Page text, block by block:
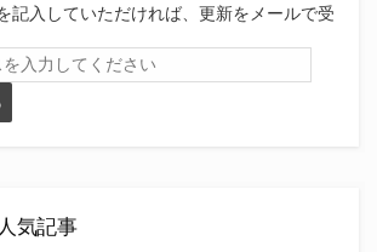
記入していただければ、更新をメールで受
気記事